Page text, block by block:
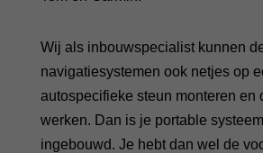
Wij als inbouwspecialist kunnen
navigatiesystemen ook netjes op
autospecifieke steun monteren en
werken. Dan is je portable
ingebouwd. Je hebt dan wel de